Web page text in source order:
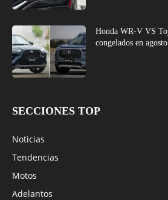
Honda WR-V VS
congelados en
SECCIONES TOP
Noticias
Tendencias
Motos
Adelantos